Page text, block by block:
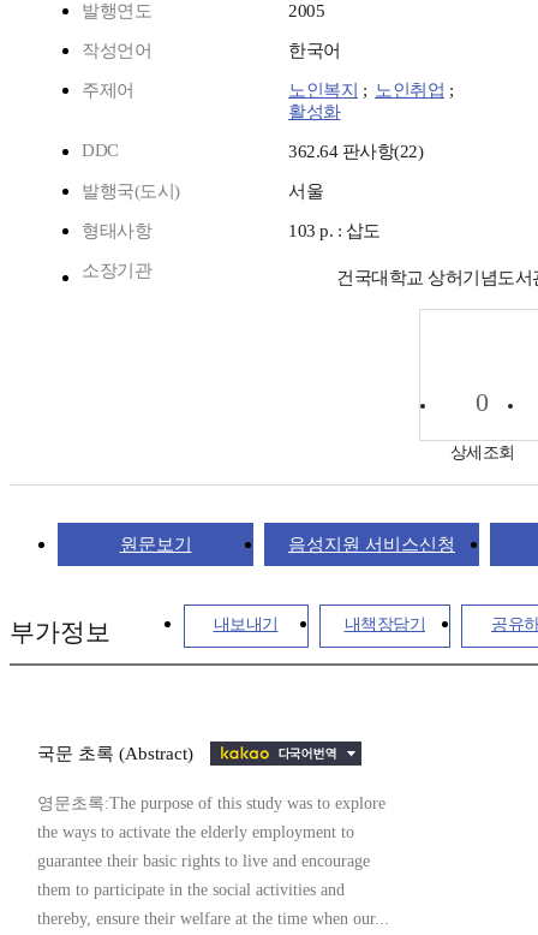
발행연도 2005
작성언어 한국어
주제어 노인복지 ; 노인취업 ;
활성화
DDC
362.64 판사항(22)
발행국(도시) 서울
형태사항 103 p. : 삽도
소장기관 건국대학교 상허기념도
0
상세조회
원문보기 음성지원 서비스신청
내보내기 내책장담기 공유
부가정보
국문 초록 (Abstract)
영문초록:The purpose of this study was to explore
the ways to activate the elderly employment to
guarantee their basic rights to live and encourage
them to participate in the social activities and
thereby, ensure their welfare at the time when our...